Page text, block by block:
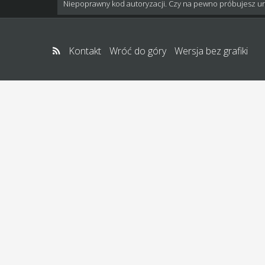
Niepoprawny kod autoryzacji. Czy na pewno próbujesz
Kontakt Wróć do góry Wersja bez grafiki